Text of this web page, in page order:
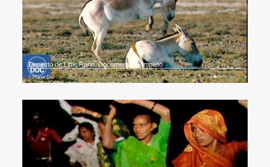
Desierto de Little Rann. Documental Completo
Planet Doc